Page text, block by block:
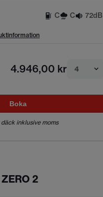
C C 72dB
4.946,00 kr 4
Boka
inklusive moms
2